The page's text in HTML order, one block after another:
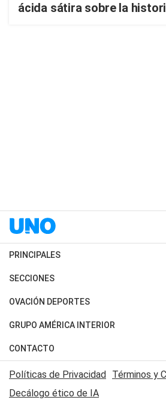
ácida sátira sobre la
PRINCIPALES
Últimas Noticias
Política
Judiciales
Economia
SECCIONES
Horóscopo
Motores
Trucos caseros
Series y Películas
Edictos y Solicitadas
OVACIÓN DEPORTES
Fútbol
Mundial
Automovilismo
Rugby
GRUPO AMÉRICA INTERIOR
Canal 7 en Vivo
CONTACTO
Acerca de Nosotros
Contactanos
Políticas de Privacidad Términos y
Decálogo ético de IA